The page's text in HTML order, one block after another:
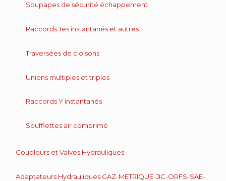
Soupapes de sécurité échappement
Raccords Tes instantanés et autres
Traversées de cloisons
Unions multiples et triples
Raccords Y instantanés
Soufflettes air comprimé
Coupleurs et Valves Hydrauliques
Adaptateurs Hydrauliques GAZ-METRIQUE-JIC-ORFS-SAE-